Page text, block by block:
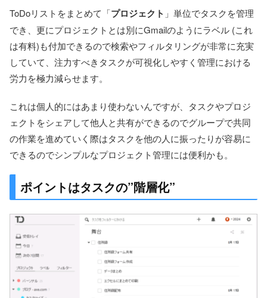
ToDoリストをまとめて「プロジェクト 」単位でタスクを管理
でき、更にプロジェクトとは別にGmailのようにラベル (これ
は有料)も付加できるので検索やフィルタリングが非常に充実
していて、注力すべきタスクが可視化しやすく管理における
労力を極力減らせます。
これは個人的にはあまり使わないんですが、タスクやプロジ
ェクトをシェアして他人と共有ができるのでグループで共同
の作業を進めていく際はタスクを他の人に振ったりが容易に
できるのでシンプルなプロジェクト管理には便利かも。
ポイントはタスクの”階層化”